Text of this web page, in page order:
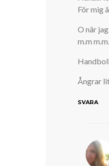
För mig
O när
m.m
Ångrar
SVARA